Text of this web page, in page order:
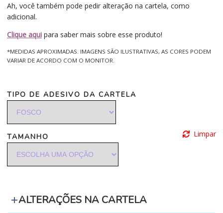
Ah, você também pode pedir alteração na cartela, como
adicional.
Clique aqui para saber mais sobre esse produto!
*MEDIDAS APROXIMADAS. IMAGENS SÃO ILUSTRATIVAS, AS CORES PODEM
VARIAR DE ACORDO COM O MONITOR.
TIPO DE ADESIVO DA CARTELA
TAMANHO Limpar
ALTERAÇÕES NA CARTELA